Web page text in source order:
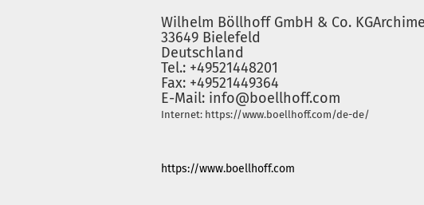
Wilhelm Böllhoff GmbH & Co.
33649 Bielefeld
Deutschland
Tel.: +49521448201
Fax: +49521449364
E-Mail: info@boellhoff.com
Internet: https://www.boellhoff.com/de-de/
https://www.boellhoff.com